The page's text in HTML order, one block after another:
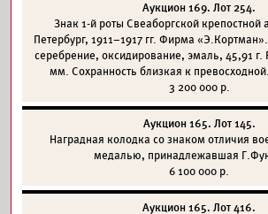
Аукцион 169. Лот 254.
Знак 1-й роты Свеаборгской крепостной
Петербург, 1911–1917 гг. Фирма
серебрение, оксидирование, эмаль, 45,91
мм. Сохранность близкая к
3 200 000 р.
Аукцион 165. Лот 145.
Наградная колодка со знаком отличия
медалью, принадлежавшая
6 100 000 р.
Аукцион 165. Лот 416.